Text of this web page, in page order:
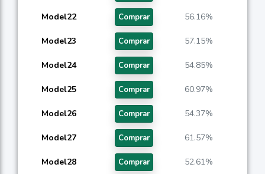
Model22 Comprar 56.16%
Model23 Comprar 57.15%
Model24 Comprar 54.85%
Model25 Comprar 60.97%
Model26 Comprar 54.37%
Model27 Comprar 61.57%
Model28 Comprar 52.61%